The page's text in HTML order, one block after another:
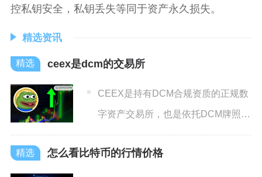
控私钥安全，私钥丢失等同于资产永久损失。
精选资讯
ceex是dcm的交易所
CEEX是持有DCM合规资质的正规数
字资产交易所，也是依托DCM牌照开
展衍生品与现货全品类
怎么看比特币的行情价格